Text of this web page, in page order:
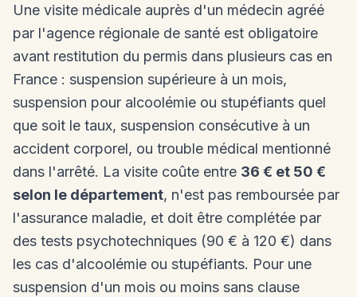
Une visite médicale auprès d'un médecin agréé
par l'agence régionale de santé est obligatoire
avant restitution du permis dans plusieurs cas en
France : suspension supérieure à un mois,
suspension pour alcoolémie ou stupéfiants quel
que soit le taux, suspension consécutive à un
accident corporel, ou trouble médical mentionné
dans l'arrêté. La visite coûte entre 36 € et 50 €
selon le département, n'est pas remboursée par
l'assurance maladie, et doit être complétée par
des tests psychotechniques (90 € à 120 €) dans
les cas d'alcoolémie ou stupéfiants. Pour une
suspension d'un mois ou moins sans clause